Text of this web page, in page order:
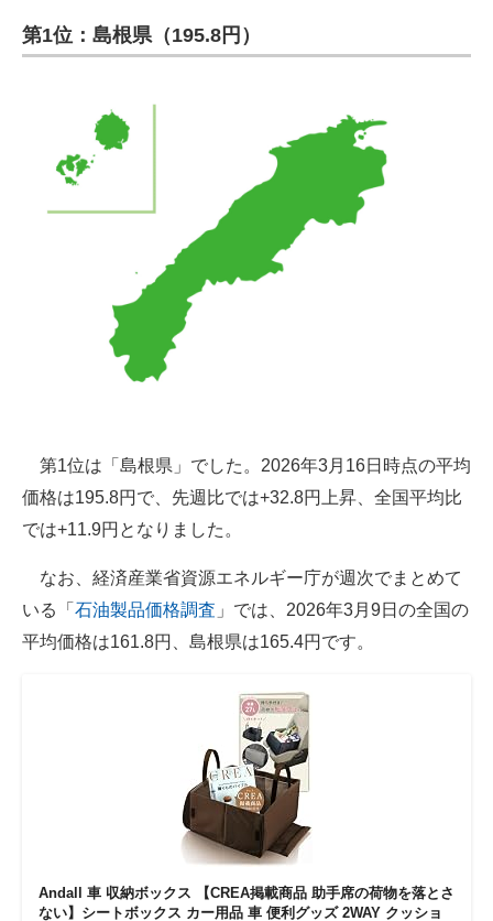
第1位：島根県（195.8円）
第1位は「島根県」でした。2026年3月16日時点の平均
価格は195.8円で、先週比では+32.8円上昇、全国平均比
では+11.9円となりました。
なお、経済産業省資源エネルギー庁が週次でまとめて
いる「 石油製品価格調査 」では、2026年3月9日の全国の
平均価格は161.8円、島根県は165.4円です。
Andall 車 収納ボックス 【CREA掲載商品 助手席の荷物を落とさ
ない】シートボックス カー用品 車 便利グッズ 2WAY クッショ